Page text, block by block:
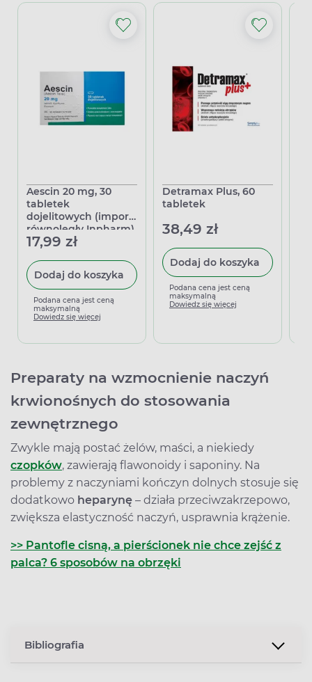
Aescin 20 mg, 30
tabletek
dojelitowych (import
równoległy Inpharm)
17,99 zł
Dodaj do koszyka
Podana cena jest ceną
maksymalną
Dowiedz się więcej
Detramax Plus, 60
tabletek
38,49 zł
Dodaj do koszyka
Podana cena jest ceną
maksymalną
Dowiedz się więcej
Preparaty na wzmocnienie naczyń
krwionośnych do stosowania
zewnętrznego
Zwykle mają postać żelów, maści, a niekiedy
czopków, zawierają flawonoidy i saponiny. Na
problemy z naczyniami kończyn dolnych stosuje się
dodatkowo heparynę – działa przeciwzakrzepowo,
zwiększa elastyczność naczyń, usprawnia krążenie.
>> Pantofle cisną, a pierścionek nie chce zejść z
palca? 6 sposobów na obrzęki
Bibliografia